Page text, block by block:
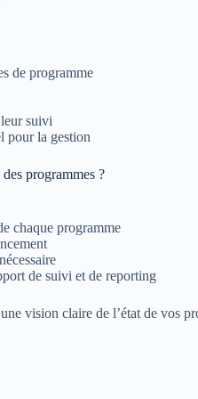
de programme
suivi
pour la gestion
programmes ?
chaque programme
de suivi et de reporting
vision claire de l’état de vos